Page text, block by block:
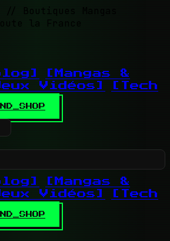
// Boutiques Mangas
la France
[Mangas &
Vidéos]
[Tech
[Mangas &
Vidéos]
[Tech